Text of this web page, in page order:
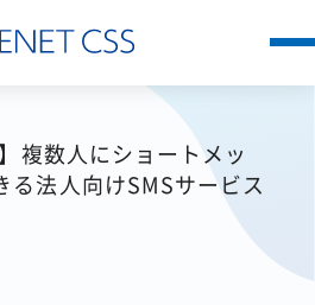
トの強み
複数人にショートメッ
る法人向けSMSサービス